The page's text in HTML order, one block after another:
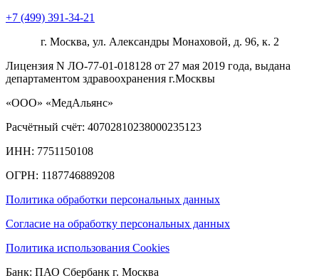
+7 (499) 391-34-21
г. Москва, ул. Александры Монаховой, д. 96, к. 2
Лицензия N ЛО-77-01-018128 от 27 мая 2019 года, выдана
департаментом здравоохранения г.Москвы
«ООО» «МедАльянс»
Расчётный счёт: 40702810238000235123
ИНН: 7751150108
ОГРН: 1187746889208​
Политика обработки персональных данных
Согласие на обработку персональных данных
Политика использования Cookies
Банк: ПАО Сбербанк г. Москва